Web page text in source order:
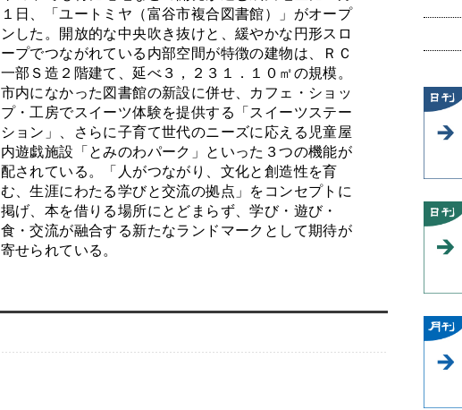
１日、「ユートミヤ（富谷市複合図書館）」がオープ
ンした。開放的な中央吹き抜けと、緩やかな円形スロ
ープでつながれている内部空間が特徴の建物は、ＲＣ
一部Ｓ造２階建て、延べ３，２３１．１０㎡の規模。
市内になかった図書館の新設に併せ、カフェ・ショッ
プ・工房でスイーツ体験を提供する「スイーツステー
ション」、さらに子育て世代のニーズに応える児童屋
内遊戯施設「とみのわパーク」といった３つの機能が
配されている。「人がつながり、文化と創造性を育
む、生涯にわたる学びと交流の拠点」をコンセプトに
掲げ、本を借りる場所にとどまらず、学び・遊び・
食・交流が融合する新たなランドマークとして期待が
寄せられている。